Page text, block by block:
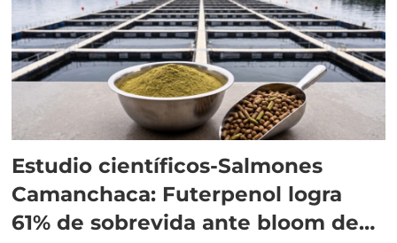
Estudio científicos-Salmones
Camanchaca: Futerpenol logra
61% de sobrevida ante bloom de